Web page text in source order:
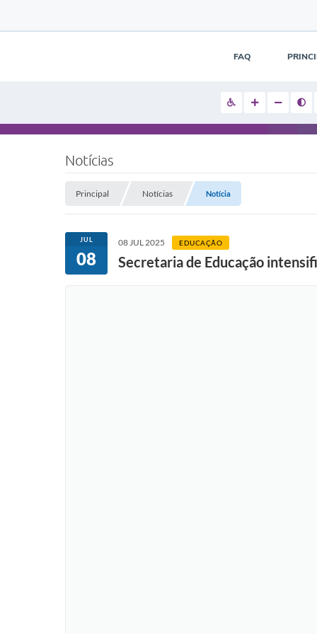
FAQ
Notícias
Principal Notícias Notícia
JUL
08
08 JUL 2025 EDUCAÇÃO
Secretaria de Educação